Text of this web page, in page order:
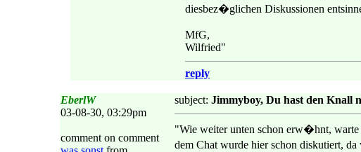
diesbez�glichen Diskussionen
MfG,
Wilfried"
reply
EberlW
03-08-30, 03:29pm
comment on comment
subject: Jimmyboy, Du hast den Knall
"Wie weiter unten schon erw�hnt,
dem Chat wurde hier schon diskutiert,